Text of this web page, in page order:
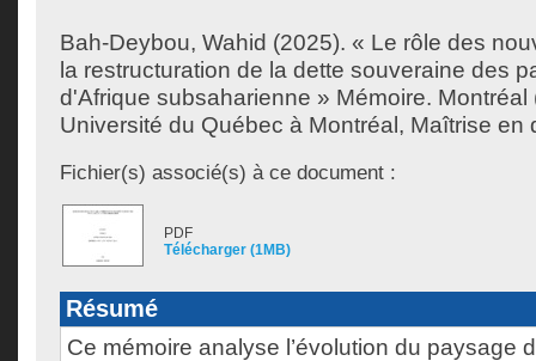
Bah-Deybou, Wahid (2025). « Le rôle des
la restructuration de la dette souveraine des
d'Afrique subsaharienne » Mémoire.
Université du Québec à Montréal, Maîtrise en
Fichier(s) associé(s) à ce document :
PDF
Télécharger (1MB)
Résumé
Ce mémoire analyse l’évolution du paysage